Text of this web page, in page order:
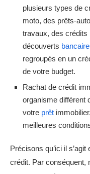
plusieurs types de
moto, des prêts-
travaux, des crédits
découverts
regroupés en un
de votre budget.
Rachat de crédit
organisme différent
votre prêt
meilleures
Précisons qu’ici il
crédit. Par conséquent,